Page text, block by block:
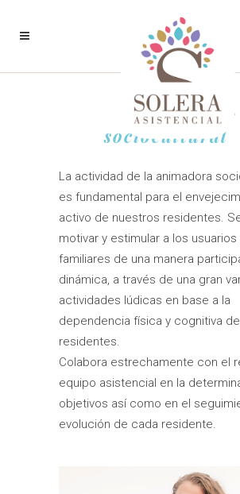
Animador
sociocultural
La actividad de la animadora
es fundamental para el
activo de nuestros residentes.
motivar y estimular a los usuarios
familiares de una manera
dinámica, a través de una gran
actividades lúdicas en base a la
dependencia física y cognitiva
residentes.
Colabora estrechamente con el
equipo asistencial en la
objetivos así como en el
evolución de cada residente.